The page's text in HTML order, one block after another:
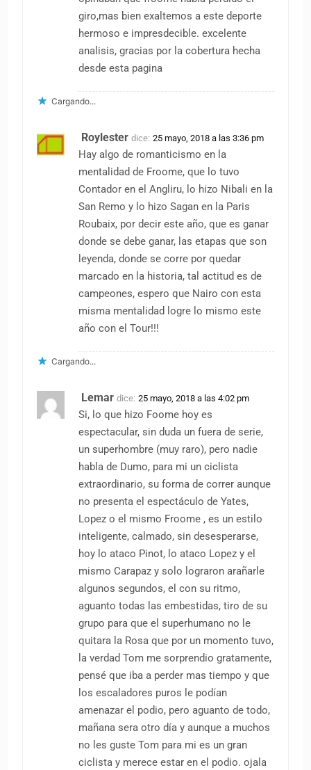
giro,mas bien exaltemos a este deporte
hermoso e impresdecible. excelente
analisis, gracias por la cobertura hecha
desde esta pagina
Cargando...
Roylester dice: 25 mayo, 2018 a las 3:36 pm
Hay algo de romanticismo en la
mentalidad de Froome, que lo tuvo
Contador en el Angliru, lo hizo Nibali en la
San Remo y lo hizo Sagan en la Paris
Roubaix, por decir este año, que es ganar
donde se debe ganar, las etapas que son
leyenda, donde se corre por quedar
marcado en la historia, tal actitud es de
campeones, espero que Nairo con esta
misma mentalidad logre lo mismo este
año con el Tour!!!
Cargando...
Lemar dice: 25 mayo, 2018 a las 4:02 pm
Si, lo que hizo Foome hoy es
espectacular, sin duda un fuera de serie,
un superhombre (muy raro), pero nadie
habla de Dumo, para mi un ciclista
extraordinario, su forma de correr aunque
no presenta el espectáculo de Yates,
Lopez o el mismo Froome , es un estilo
inteligente, calmado, sin desesperarse,
hoy lo ataco Pinot, lo ataco Lopez y el
mismo Carapaz y solo lograron arañarle
algunos segundos, el con su ritmo,
aguanto todas las embestidas, tiro de su
grupo para que el superhumano no le
quitara la Rosa que por un momento tuvo,
la verdad Tom me sorprendio gratamente,
pensé que iba a perder mas tiempo y que
los escaladores puros le podían
amenazar el podio, pero aguanto de todo,
mañana sera otro día y aunque a muchos
no les guste Tom para mi es un gran
ciclista y merece estar en el podio. ojala